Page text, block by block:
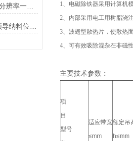
XZLDJ-3000 雷达液位计的分辨率一般多少合适
1、电磁除铁器采用计算机
2、内部采用电工用树脂浇
3、波翅型散热片，使散热
4、可有效吸除混杂在非磁
主要技术参数：
项
目
型号
适应带宽
≤mm
额定吊
h≤mm